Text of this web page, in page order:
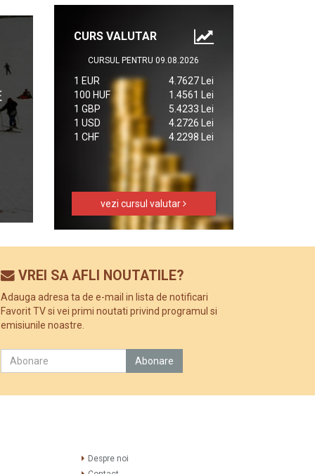
CURS VALUTAR
CURSUL PENTRU 09.08.2026
1 EUR
4.7627 Lei
100 HUF
1.4561 Lei
1 GBP
5.4233 Lei
1 USD
4.2726 Lei
1 CHF
4.2298 Lei
vezi cursul valutar
VREI SA AFLI NOUTATILE?
Adauga adresa ta de e-mail in lista de notificari
Favorit TV si vei primi noutati privind programul si
emisiunile noastre.
Despre noi